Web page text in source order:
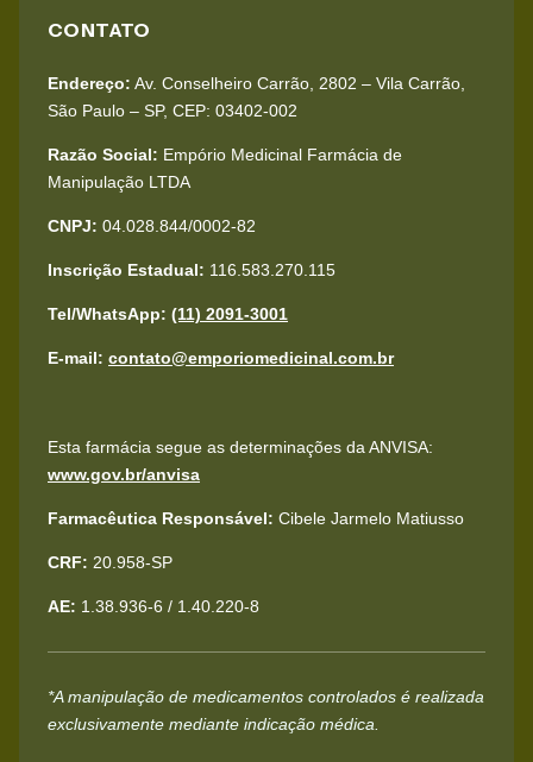
CONTATO
Endereço: Av. Conselheiro Carrão, 2802 – Vila Carrão,
São Paulo – SP, CEP: 03402-002
Razão Social: Empório Medicinal Farmácia de
Manipulação LTDA
CNPJ: 04.028.844/0002-82
Inscrição Estadual: 116.583.270.115
Tel/WhatsApp: (11) 2091-3001
E-mail: contato@emporiomedicinal.com.br
Esta farmácia segue as determinações da ANVISA:
www.gov.br/anvisa
Farmacêutica Responsável: Cibele Jarmelo Matiusso
CRF: 20.958-SP
AE: 1.38.936-6 / 1.40.220-8
*A manipulação de medicamentos controlados é realizada
exclusivamente mediante indicação médica.